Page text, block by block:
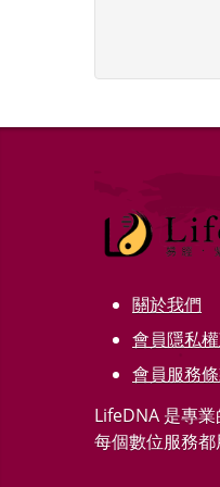
關於我們
會員隱私
會員服務
LifeDNA 是專
每個數位服務